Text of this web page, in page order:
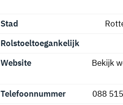
Stad
Rolstoeltoegankelijk
Website
Bekijk
Telefoonnummer 088